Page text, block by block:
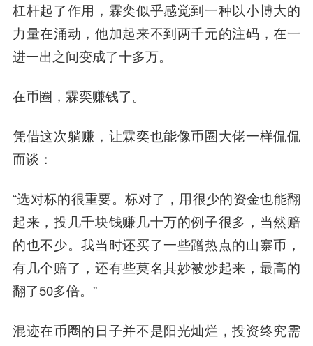
杠杆起了作用，霖奕似乎感觉到一种以小博大的
力量在涌动， 他加起来不到两千元的注码，在一
进一出之间变成了十多万。
在币圈，霖奕赚钱了。
凭借这次躺赚，让霖奕也能像币圈大佬一样侃侃
而谈：
“选对标的很重要。标对了，用很少的资金也能翻
起来， 投几千块钱赚几十万的例子很多，当然赔
的也不少。我当时还买了一些蹭热点的山寨币，
有几个赔了，还有些莫名其妙被炒起来，最高的
翻了50多倍。”
混迹在币圈的日子并不是阳光灿烂，投资终究需